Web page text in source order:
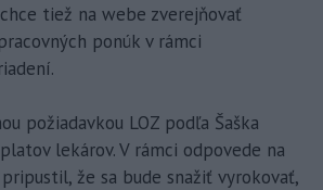
tiež na webe zverejňovať
ponúk v rámci
požiadavkou LOZ podľa Šaška
lekárov. V rámci odpovede na
že sa bude snažiť vyrokovať,